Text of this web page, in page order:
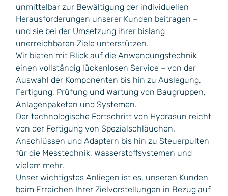
unmittelbar zur Bewältigung der individuellen
Herausforderungen unserer Kunden beitragen –
und sie bei der Umsetzung ihrer bislang
unerreichbaren Ziele unterstützen.
Wir bieten mit Blick auf die Anwendungstechnik
einen vollständig lückenlosen Service – von der
Auswahl der Komponenten bis hin zu Auslegung,
Fertigung, Prüfung und Wartung von Baugruppen,
Anlagenpaketen und Systemen.
Der technologische Fortschritt von Hydrasun reicht
von der Fertigung von Spezialschläuchen,
Anschlüssen und Adaptern bis hin zu Steuerpulten
für die Messtechnik, Wasserstoffsystemen und
vielem mehr.
Unser wichtigstes Anliegen ist es, unseren Kunden
beim Erreichen Ihrer Zielvorstellungen in Bezug auf